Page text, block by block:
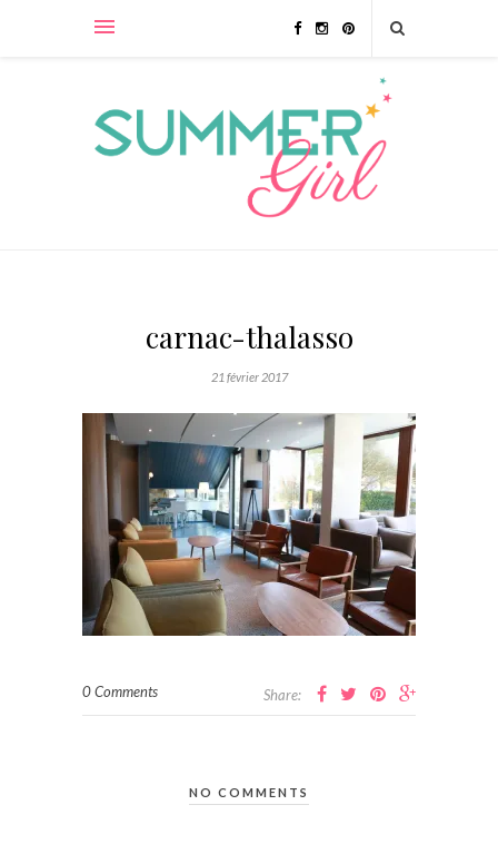
carnac-thalasso
21 février 2017
0 Comments Share:
NO COMMENTS